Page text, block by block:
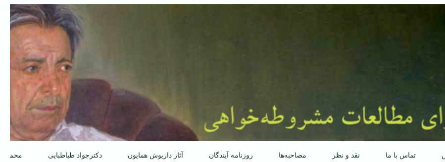
تماس با ما نقد و نظر مصاحبه‌ها روزنامه آیندگان آثار داریوش همایون دکترجواد طباطبایی